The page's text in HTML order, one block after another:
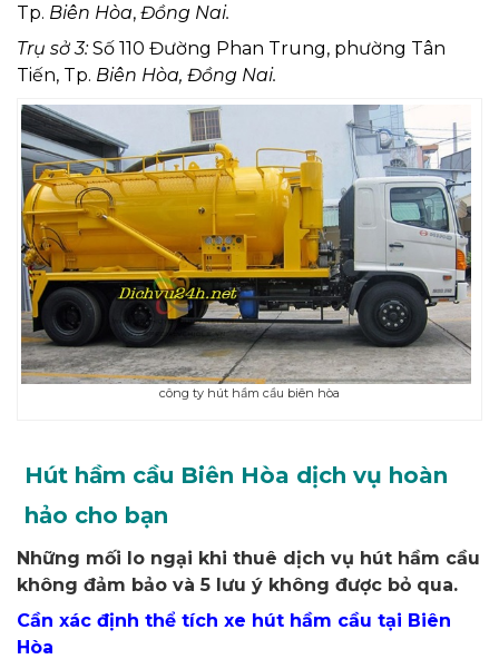
Tp. Biên Hòa, Đồng Nai.
Trụ sở 3:Số 110 Đường Phan Trung, phường Tân
Tiến, Tp. Biên Hòa, Đồng Nai.
công ty hút hầm cầu biên hòa
Hút hầm cầu Biên Hòa dịch vụ hoàn
hảo cho bạn
Những mối lo ngại khi thuê dịch vụ hút hầm cầu
không đảm bảo và 5 lưu ý không được bỏ qua.
Cần xác định thể tích xe hút hầm cầu tại Biên
Hòa